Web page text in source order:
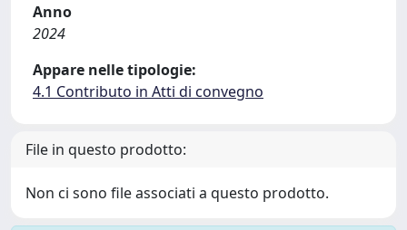
Anno
2024
Appare nelle tipologie:
4.1 Contributo in Atti di convegno
File in questo prodotto:
Non ci sono file associati a questo prodotto.